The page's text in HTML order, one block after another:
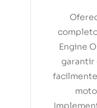
Engine
garantir